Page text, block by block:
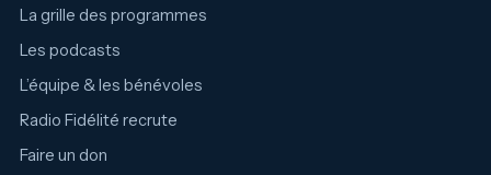
La grille des programmes
Les podcasts
L’équipe & les bénévoles
Radio Fidélité recrute
Faire un don